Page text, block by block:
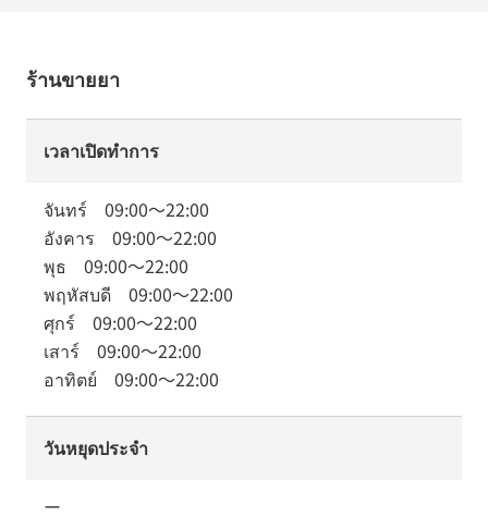
ร้านขายยา
เวลาเปิดทำการ
จันทร์ 09:00～22:00
อังคาร 09:00～22:00
พุธ 09:00～22:00
พฤหัสบดี 09:00～22:00
ศุกร์ 09:00～22:00
เสาร์ 09:00～22:00
อาทิตย์ 09:00～22:00
วันหยุดประจำ
ー